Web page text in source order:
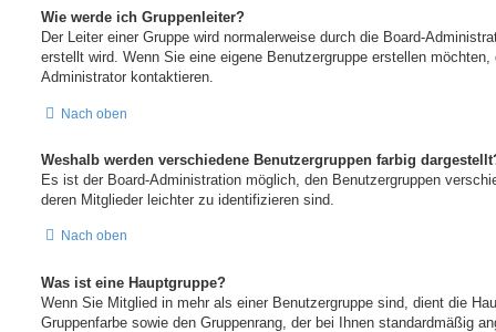
Wie werde ich Gruppenleiter?
Der Leiter einer Gruppe wird normalerweise durch die Board-
erstellt wird. Wenn Sie eine eigene Benutzergruppe erstellen
Administrator kontaktieren.
Nach oben
Weshalb werden verschiedene Benutzergruppen farbig
Es ist der Board-Administration möglich, den Benutzergruppen
deren Mitglieder leichter zu identifizieren sind.
Nach oben
Was ist eine Hauptgruppe?
Wenn Sie Mitglied in mehr als einer Benutzergruppe sind, dient die
Gruppenfarbe sowie den Gruppenrang, der bei Ihnen standardmäßig